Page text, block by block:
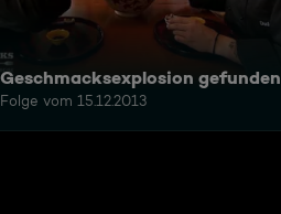
gefunden
Folge vom 15.12.2013